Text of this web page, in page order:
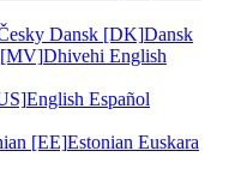
Dansk [DK]Dansk
Dhivehi English
English Español
[EE]Estonian Euskara